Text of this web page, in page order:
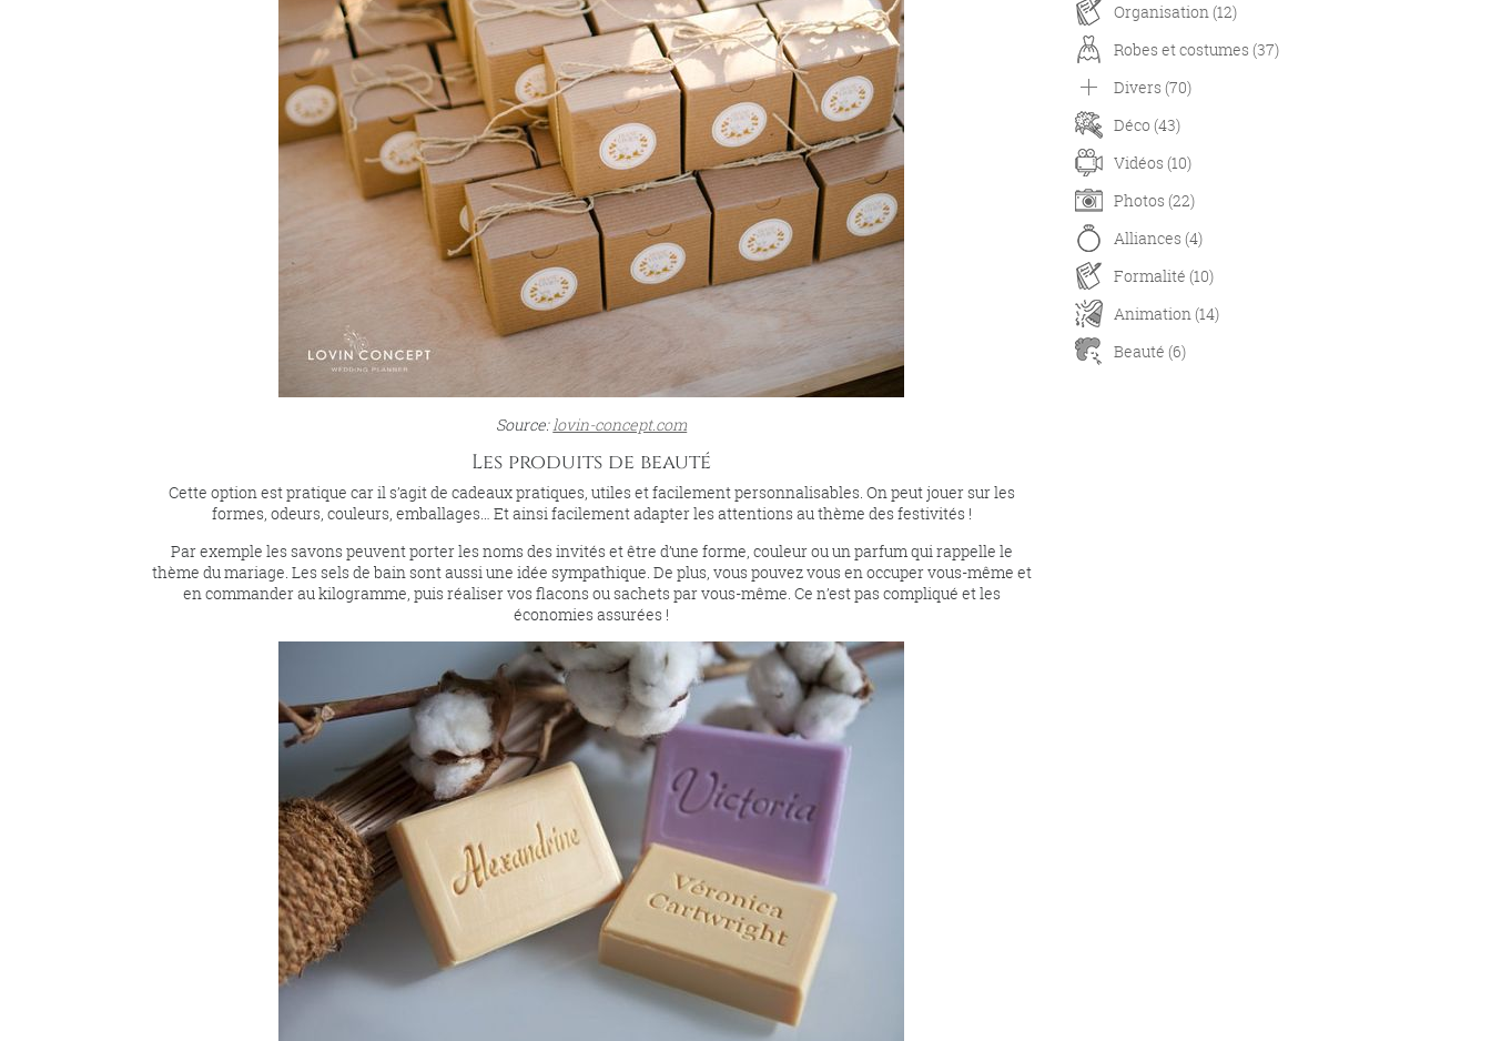
Source:lovin-concept.com
Les produits de beauté
Cette option est pratique car il s’agit de cadeaux pratiques, utiles et facilement personnalisables. On peut jouer sur les
formes, odeurs, couleurs, emballages… Et ainsi facilement adapter les attentions au thème des festivités !
Par exemple les savons peuvent porter les noms des invités et être d’une forme, couleur ou un parfum qui rappelle le
thème du mariage. Les sels de bain sont aussi une idée sympathique. De plus, vous pouvez vous en occuper vous-même et
en commander au kilogramme, puis réaliser vos flacons ou sachets par vous-même. Ce n’est pas compliqué et les
économies assurées !
Organisation (12)
Robes et costumes (37)
Divers (70)
Déco (43)
Vidéos (10)
Photos (22)
Alliances (4)
Formalité (10)
Animation (14)
Beauté (6)